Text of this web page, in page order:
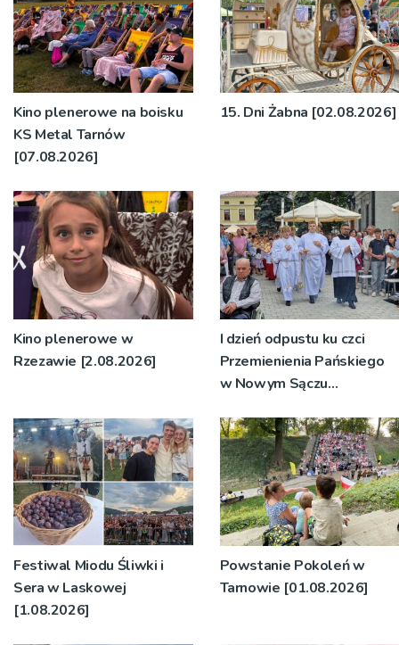
Kino plenerowe na boisku
KS Metal Tarnów
[07.08.2026]
15. Dni Żabna [02.08.2026]
Kino plenerowe w
Rzezawie [2.08.2026]
I dzień odpustu ku czci
Przemienienia Pańskiego
w Nowym Sączu
Festiwal Miodu Śliwki i
Sera w Laskowej
[1.08.2026]
Powstanie Pokoleń w
Tarnowie [01.08.2026]